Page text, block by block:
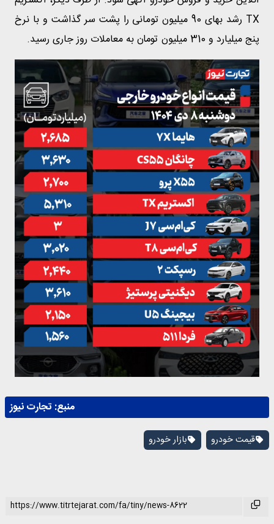
TX رشد بهای 90 میلیون تومانی را پشت سر گذاشت و با نرخ
پنج میلیارد و 310 میلیون تومان به معاملات روز جاری رسید.
منبع: تجارت نیوز
قیمت خودرو بازار خودرو